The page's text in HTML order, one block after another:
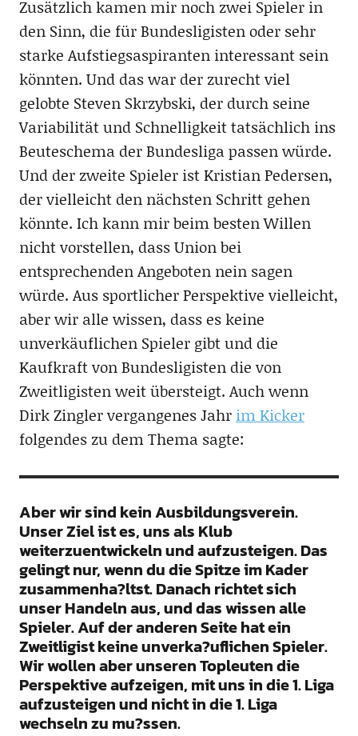
Zusätzlich kamen mir noch zwei Spieler in
den Sinn, die für Bundesligisten oder sehr
starke Aufstiegsaspiranten interessant sein
könnten. Und das war der zurecht viel
gelobte Steven Skrzybski, der durch seine
Variabilität und Schnelligkeit tatsächlich ins
Beuteschema der Bundesliga passen würde.
Und der zweite Spieler ist Kristian Pedersen,
der vielleicht den nächsten Schritt gehen
könnte. Ich kann mir beim besten Willen
nicht vorstellen, dass Union bei
entsprechenden Angeboten nein sagen
würde. Aus sportlicher Perspektive vielleicht,
aber wir alle wissen, dass es keine
unverkäuflichen Spieler gibt und die
Kaufkraft von Bundesligisten die von
Zweitligisten weit übersteigt. Auch wenn
Dirk Zingler vergangenes Jahr im Kicker
folgendes zu dem Thema sagte:
Aber wir sind kein Ausbildungsverein.
Unser Ziel ist es, uns als Klub
weiterzuentwickeln und aufzusteigen. Das
gelingt nur, wenn du die Spitze im Kader
zusammenha?ltst. Danach richtet sich
unser Handeln aus, und das wissen alle
Spieler. Auf der anderen Seite hat ein
Zweitligist keine unverka?uflichen Spieler.
Wir wollen aber unseren Topleuten die
Perspektive aufzeigen, mit uns in die 1. Liga
aufzusteigen und nicht in die 1. Liga
wechseln zu mu?ssen.